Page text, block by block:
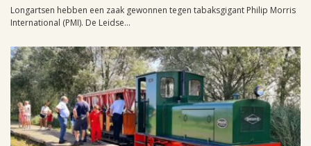
Longartsen hebben een zaak gewonnen tegen tabaksgigant Philip Morris
International (PMI). De Leidse...